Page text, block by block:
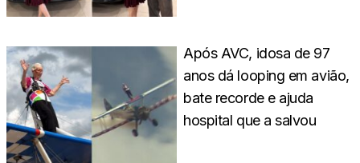
Após AVC, idosa de 97
anos dá looping em avião,
bate recorde e ajuda
hospital que a salvou